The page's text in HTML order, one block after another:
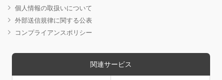
個人情報の取扱いについて
外部送信規律に関する公表
コンプライアンスポリシー
関連サービス